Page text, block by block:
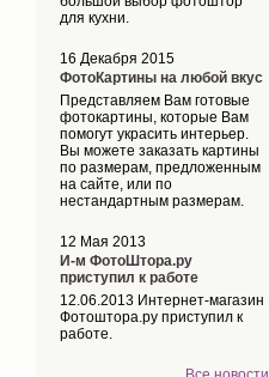
для кухни.
16 Декабря 2015
ФотоКартины на любой вкус
Представляем Вам готовые
фотокартины, которые Вам
помогут украсить интерьер.
Вы можете заказать картины
по размерам, предложенным
на сайте, или по
нестандартным размерам.
12 Мая 2013
И-м ФотоШтора.ру
приступил к работе
12.06.2013 Интернет-магазин
Фотоштора.ру приступил к
работе.